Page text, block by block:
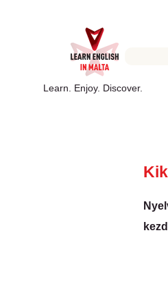
Learn. Enjoy. Discover.